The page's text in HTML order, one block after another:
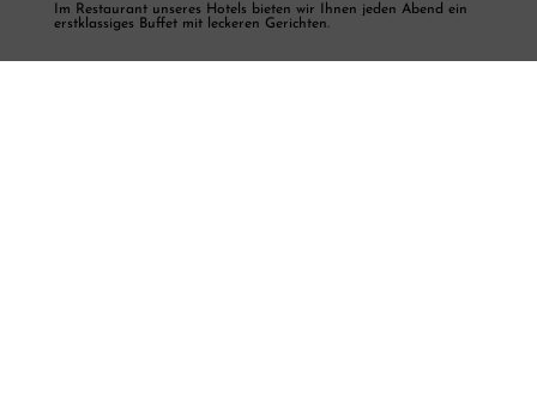
Im Restaurant unseres Hotels bieten wir Ihnen jeden Abend ein
erstklassiges Buffet mit leckeren Gerichten.